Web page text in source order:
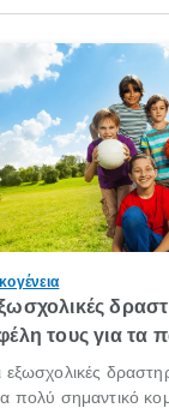
τους για τα
εξωσχολικές
πολύ σημαντικό